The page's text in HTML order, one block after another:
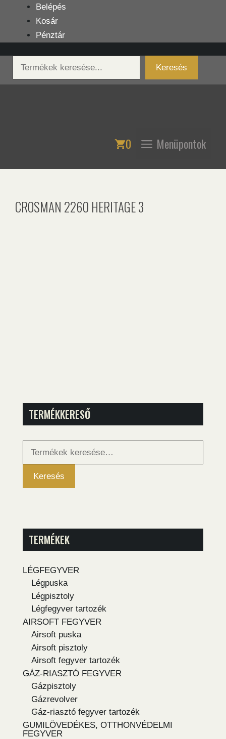
tartalomba
Belépés
Kosár
Pénztár
Keresés
Keresés
0 Menüpontok
CROSMAN 2260 HERITAGE 3
TERMÉKKERESŐ
Keresés
Keresés
TERMÉKEK
LÉGFEGYVER
Légpuska
Légpisztoly
Légfegyver tartozék
AIRSOFT FEGYVER
Airsoft puska
Airsoft pisztoly
Airsoft fegyver tartozék
GÁZ-RIASZTÓ FEGYVER
Gázpisztoly
Gázrevolver
Gáz-riasztó fegyver tartozék
GUMILÖVEDÉKES, OTTHONVÉDELMI
FEGYVER